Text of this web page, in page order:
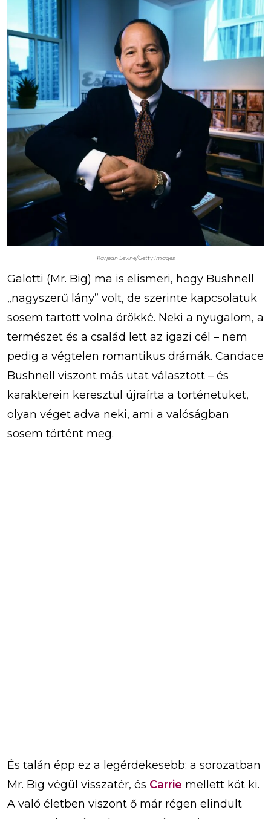
Karjean Levine/Getty Images
Galotti (Mr. Big) ma is elismeri, hogy Bushnell
„nagyszerű lány” volt, de szerinte kapcsolatuk
sosem tartott volna örökké. Neki a nyugalom, a
természet és a család lett az igazi cél – nem
pedig a végtelen romantikus drámák. Candace
Bushnell viszont más utat választott – és
karakterein keresztül újraírta a történetüket,
olyan véget adva neki, ami a valóságban
sosem történt meg.
És talán épp ez a legérdekesebb: a sorozatban
Mr. Big végül visszatér, és Carrie mellett köt ki.
A való életben viszont ő már régen elindult